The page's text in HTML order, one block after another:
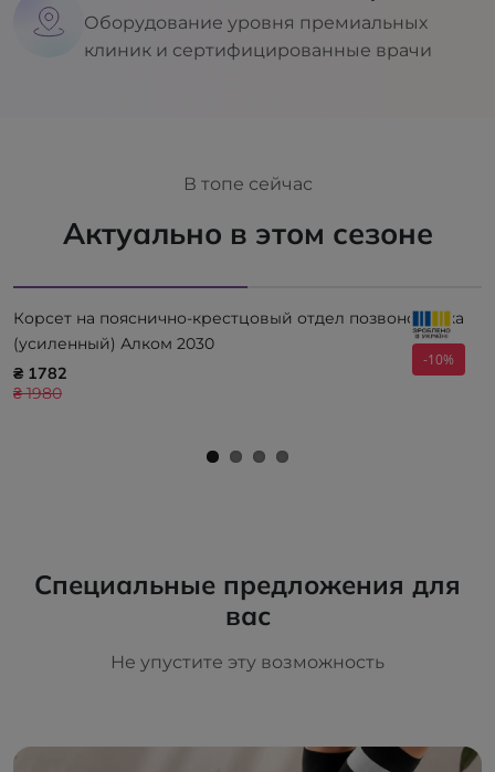
Оборудование уровня премиальных
клиник и сертифицированные врачи
В топе сейчас
Актуально в этом сезоне
-10%
Корсет на пояснично-крестцовый отдел позвоночника
(усиленный) Алком 2030
₴ 1782
₴ 1980
Специальные предложения для
вас
Не упустите эту возможность